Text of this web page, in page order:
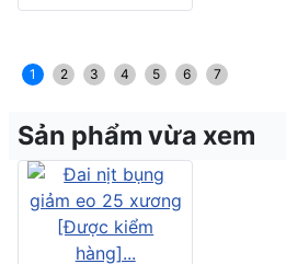
1 2 3 4 5 6 7
Sản phẩm vừa xem